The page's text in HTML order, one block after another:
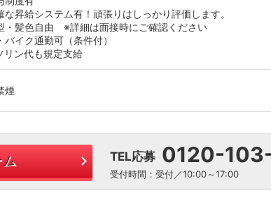
な昇給システム有！頑張りはしっかり評価します。
・髪色自由 ※詳細は面接時にご確認ください
バイク通勤可（条件付）
ン代も規定支給
煙
TEL応募 0120-
受付時間：受付／10:00～17:00